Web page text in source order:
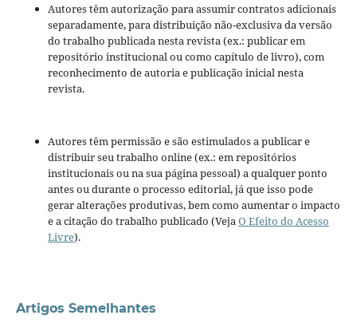
Autores têm autorização para assumir contratos adicionais
separadamente, para distribuição não-exclusiva da versão
do trabalho publicada nesta revista (ex.: publicar em
repositório institucional ou como capítulo de livro), com
reconhecimento de autoria e publicação inicial nesta
revista.
Autores têm permissão e são estimulados a publicar e
distribuir seu trabalho online (ex.: em repositórios
institucionais ou na sua página pessoal) a qualquer ponto
antes ou durante o processo editorial, já que isso pode
gerar alterações produtivas, bem como aumentar o impacto
e a citação do trabalho publicado (VejaO Efeito do Acesso
Livre).
Artigos Semelhantes